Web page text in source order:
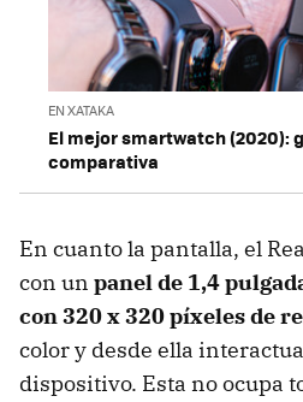
EN XATAKA
El mejor smartwatch (2020):
comparativa
En cuanto la pantalla, el
con un panel de 1,4
con 320 x 320 píxeles de
color y desde ella
dispositivo. Esta no ocupa